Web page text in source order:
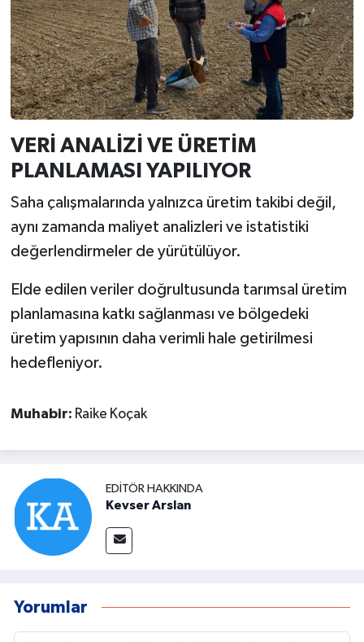
VERİ ANALİZİ VE ÜRETİM
PLANLAMASI YAPILIYOR
Saha çalışmalarında yalnızca üretim takibi değil,
aynı zamanda maliyet analizleri ve istatistiki
değerlendirmeler de yürütülüyor.
Elde edilen veriler doğrultusunda tarımsal üretim
planlamasına katkı sağlanması ve bölgedeki
üretim yapısının daha verimli hale getirilmesi
hedefleniyor.
Muhabir: Raike Koçak
EDITÖR HAKKINDA
Kevser Arslan
Yorumlar